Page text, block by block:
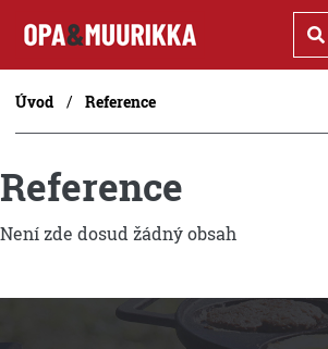
Úvod Reference
Reference
Není zde dosud žádný obsah